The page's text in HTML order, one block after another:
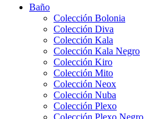
Baño
Colección Bolonia
Colección Diva
Colección Kala
Colección Kala Negro
Colección Kiro
Colección Mito
Colección Neox
Colección Nuba
Colección Plexo
Colección Plexo Negro